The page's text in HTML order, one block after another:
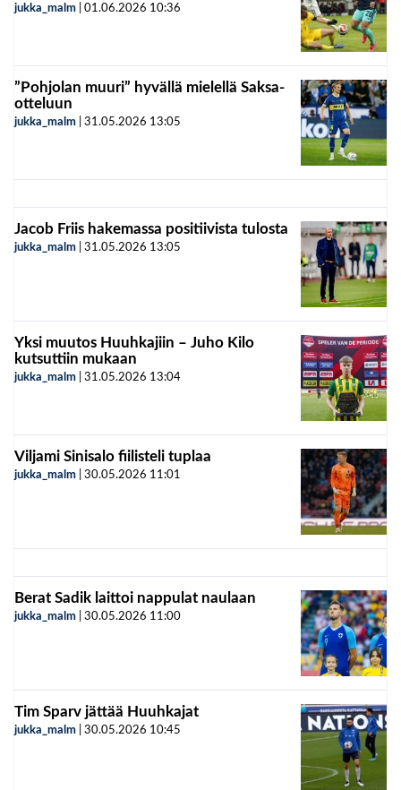
jukka_malm 01.06.2026 10:36
”Pohjolan muuri” hyvällä mielellä Saksa-
otteluun
jukka_malm 31.05.2026 13:05
Jacob Friis hakemassa positiivista tulosta
jukka_malm 31.05.2026 13:05
Yksi muutos Huuhkajiin – Juho Kilo
kutsuttiin mukaan
jukka_malm 31.05.2026 13:04
Viljami Sinisalo fiilisteli tuplaa
jukka_malm 30.05.2026 11:01
Berat Sadik laittoi nappulat naulaan
jukka_malm 30.05.2026 11:00
Tim Sparv jättää Huuhkajat
jukka_malm 30.05.2026 10:45